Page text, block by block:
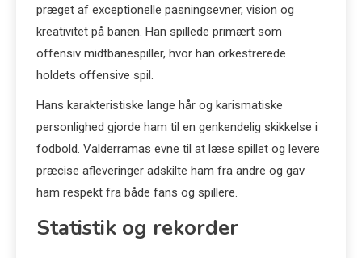
præget af exceptionelle pasningsevner, vision og
kreativitet på banen. Han spillede primært som
offensiv midtbanespiller, hvor han orkestrerede
holdets offensive spil.
Hans karakteristiske lange hår og karismatiske
personlighed gjorde ham til en genkendelig skikkelse i
fodbold. Valderramas evne til at læse spillet og levere
præcise afleveringer adskilte ham fra andre og gav
ham respekt fra både fans og spillere.
Statistik og rekorder